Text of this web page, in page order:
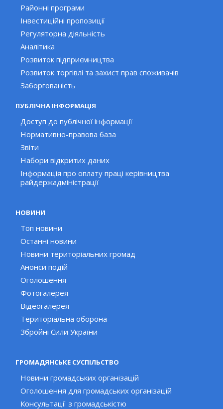
Районні програми
Інвестиційні пропозиції
Регуляторна діяльність
Аналітика
Розвиток підприємництва
Розвиток торгівлі та захист прав споживачів
Заборгованість
ПУБЛІЧНА ІНФОРМАЦІЯ
Доступ до публічної інформації
Нормативно-правова база
Звіти
Набори відкритих даних
Інформація про оплату праці керівництва
райдержадміністрації
НОВИНИ
Топ новини
Останні новини
Новини територіальних громад
Анонси подій
Оголошення
Фотогалерея
Відеогалерея
Територіальна оборона
Збройні Сили України
ГРОМАДЯНСЬКЕ СУСПІЛЬСТВО
Новини громадських організацій
Оголошення для громадських організацій
Консультації з громадськістю